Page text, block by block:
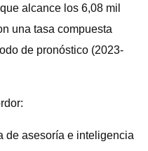
alcance los 6,08 mil
una tasa compuesta
de pronóstico (2023-
de asesoría e inteligencia